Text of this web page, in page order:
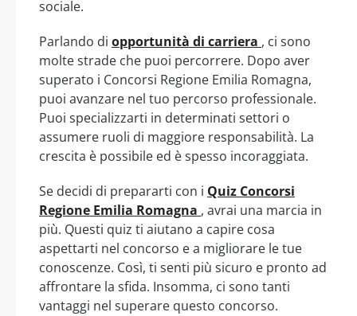
sociale.
Parlando di opportunità di carriera , ci sono
molte strade che puoi percorrere. Dopo aver
superato i Concorsi Regione Emilia Romagna,
puoi avanzare nel tuo percorso professionale.
Puoi specializzarti in determinati settori o
assumere ruoli di maggiore responsabilità. La
crescita è possibile ed è spesso incoraggiata.
Se decidi di prepararti con i Quiz Concorsi
Regione Emilia Romagna , avrai una marcia in
più. Questi quiz ti aiutano a capire cosa
aspettarti nel concorso e a migliorare le tue
conoscenze. Così, ti senti più sicuro e pronto ad
affrontare la sfida. Insomma, ci sono tanti
vantaggi nel superare questo concorso.